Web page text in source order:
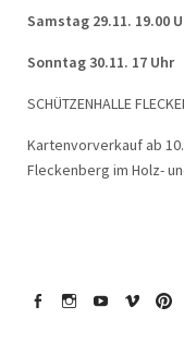
Samstag 29.11. 19.00
Sonntag 30.11. 17 Uhr
SCHÜTZENHALLE
Kartenvorverkauf ab
Fleckenberg im Holz-